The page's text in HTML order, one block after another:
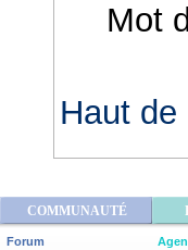
Mot
Haut de
COMMUNAUTÉ
Forum